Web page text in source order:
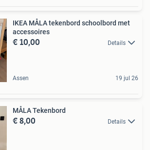
IKEA MÅLA tekenbord schoolbord met
accessoires
€ 10,00 Details
Assen 19 jul 26
MÅLA Tekenbord
€ 8,00 Details